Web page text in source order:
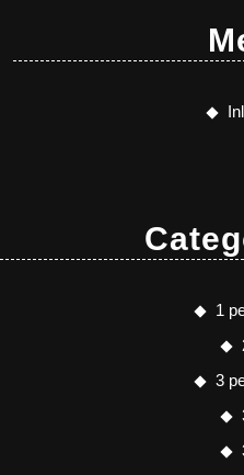
1
3